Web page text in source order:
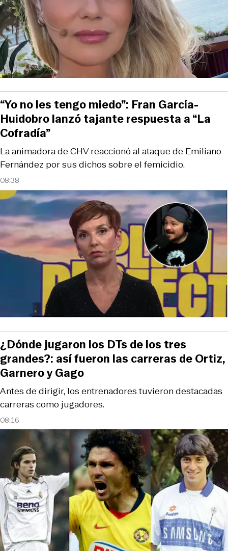
08:38
La animadora de CHV reaccionó al ataque de Emiliano
Fernández por sus dichos sobre el femicidio.
“Yo no les tengo miedo”: Fran García-
Huidobro lanzó tajante respuesta a “La
Cofradía”
08:16
Antes de dirigir, los entrenadores tuvieron destacadas
carreras como jugadores.
¿Dónde jugaron los DTs de los tres
grandes?: así fueron las carreras de Ortiz,
Garnero y Gago